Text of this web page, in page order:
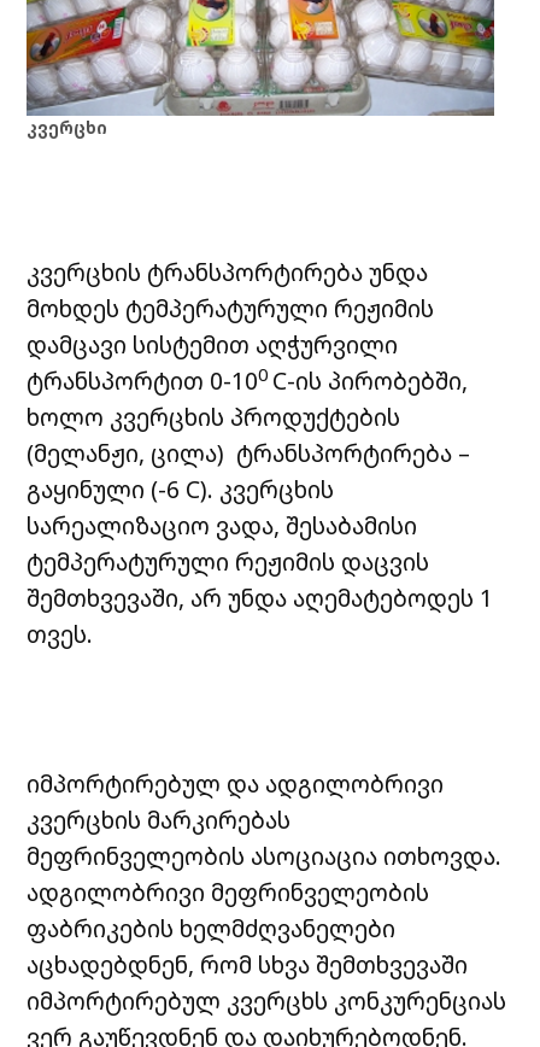
კვერცხი
კვერცხის ტრანსპორტირება უნდა
მოხდეს ტემპერატურული რეჟიმის
დამცავი სისტემით აღჭურვილი
ტრანსპორტით 0-100 C-ის პირობებში,
ხოლო კვერცხის პროდუქტების
(მელანჟი, ცილა) ტრანსპორტირება –
გაყინული (-6 C). კვერცხის
სარეალიზაციო ვადა, შესაბამისი
ტემპერატურული რეჟიმის დაცვის
შემთხვევაში, არ უნდა აღემატებოდეს 1
თვეს.
იმპორტირებულ და ადგილობრივი
კვერცხის მარკირებას
მეფრინველეობის ასოციაცია ითხოვდა.
ადგილობრივი მეფრინველეობის
ფაბრიკების ხელმძღვანელები
აცხადებდნენ, რომ სხვა შემთხვევაში
იმპორტირებულ კვერცხს კონკურენციას
ვერ გაუწევდნენ და დაიხურებოდნენ.